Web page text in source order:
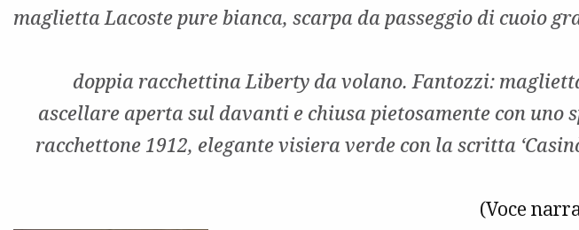
maglietta Lacoste pure bianca, scarpa da passeggio di cuoio
doppia racchettina Liberty da volano. Fantozzi:
ascellare aperta sul davanti e chiusa pietosamente con uno
racchettone 1912, elegante visiera verde con la scritta
(Voce